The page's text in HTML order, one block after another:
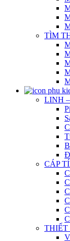
TÌM
LINH
CÁP